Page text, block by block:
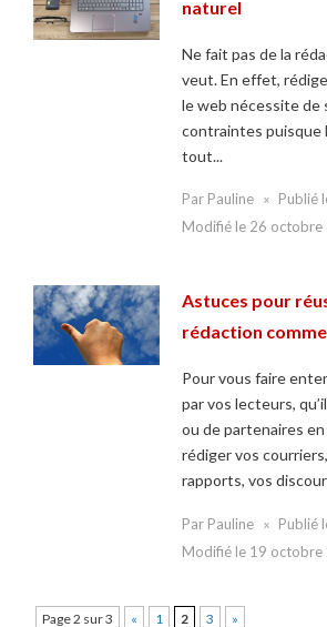
naturel
Ne fait pas de la
veut. En effet,
le web nécessite de
contraintes puisque
tout...
Par Pauline Publié
Modifié le 26 octobre
Astuces pour
rédaction
Pour vous faire
par vos lecteurs,
ou de partenaires
rédiger vos
rapports, vos
Par Pauline Publié
Modifié le 19 octobre
Page 2 sur 3 « 1 2 3 »